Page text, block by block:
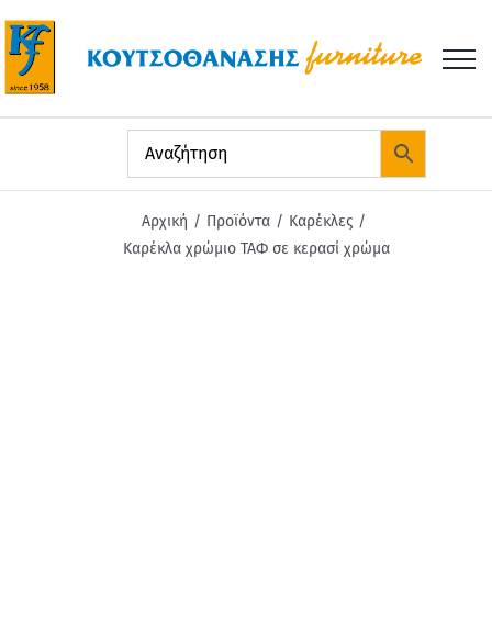
στο
περιεχόμενο
Αρχική Προϊόντα
Καρέκλες
Καρέκλα χρώμιο ΤΑΦ σε κερασί χρώμα